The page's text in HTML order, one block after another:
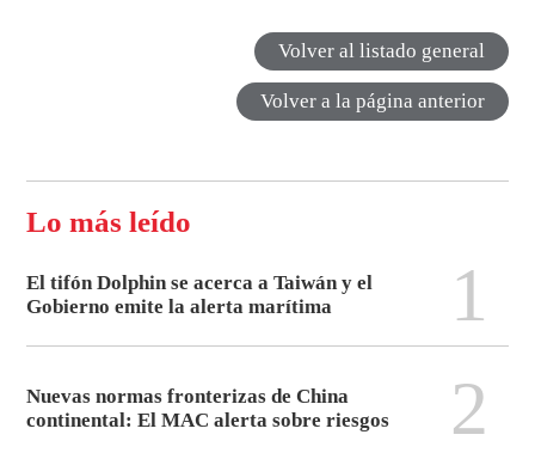
Volver al listado general
Volver a la página anterior
Lo más leído
El tifón Dolphin se acerca a Taiwán y el
Gobierno emite la alerta marítima
1
Nuevas normas fronterizas de China
continental: El MAC alerta sobre riesgos
2